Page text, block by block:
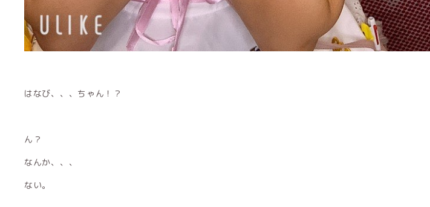
はなび、、、ちゃん！？
ん？
なんか、、、
ない。